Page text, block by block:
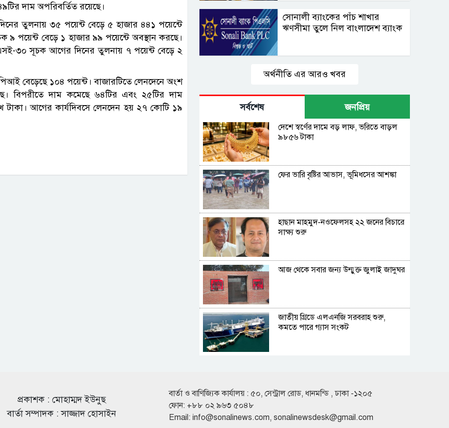
দাম অপরিবর্তিত রয়েছে।
তুলনায় ৩৫ পয়েন্ট বেড়ে ৫ হাজার ৪৪১ পয়েন্টে
পয়েন্ট বেড়ে ১ হাজার ৯৯ পয়েন্টে অবস্থান করছে।
৩০ সূচক আগের দিনের তুলনায় ৭ পয়েন্ট বেড়ে ২
বেড়েছে ১০৪ পয়েন্ট। বাজারটিতে লেনদেনে অংশ
বিপরীতে দাম কমেছে ৬৪টির এবং ২৫টির দাম
টাকা। আগের কার্যদিবসে লেনদেন হয় ২৭ কোটি ১৯
সোনালী ব্যাংকের পাঁচ শাখার
ঋণসীমা তুলে নিল বাংলাদেশ ব্যাংক
অর্থনীতি এর আরও খবর
সর্বশেষ জনপ্রিয়
দেশে স্বর্ণের দামে বড় লাফ, ভরিতে বাড়ল
৯৮৫৬ টাকা
ফের ভারি বৃষ্টির আভাস, ভূমিধসের আশঙ্কা
হাছান মাহমুদ-নওফেলসহ ২২ জনের বিচারে
সাক্ষ্য শুরু
আজ থেকে সবার জন্য উন্মুক্ত জুলাই জাদুঘর
জাতীয় গ্রিডে এলএনজি সরবরাহ শুরু,
কমতে পারে গ্যাস সংকট
হরমুজ প্রণালী নিয়ে সমঝোতায় পৌঁছাল
ইরান-ওমান
প্রকাশক : মোহাম্মদ ইউনুছ
বার্তা সম্পাদক : সাজ্জাদ হোসাইন
বার্তা ও বাণিজ্যিক কার্যালয় : ৫০, সেন্ট্রাল রোড, ধানমন্ডি , ঢাকা -১২০৫
ফোন: +৮৮ ০২ ৯৬৩ ৫০৪৮
Email: info@sonalinews.com, sonalinewsdesk@gmail.com